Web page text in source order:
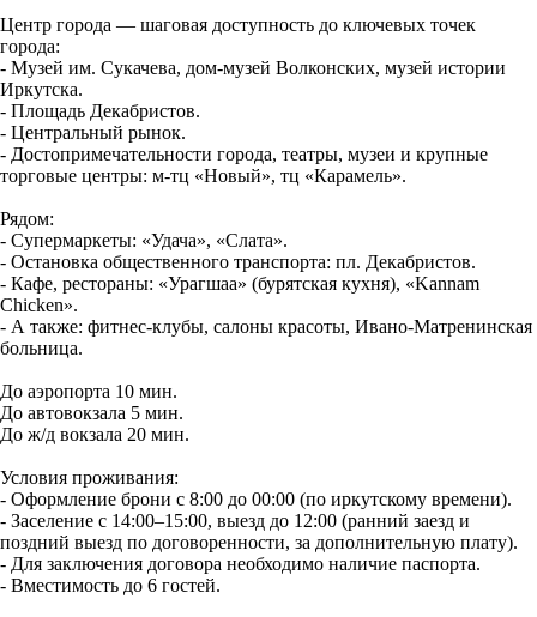
Центр города — шаговая доступность до ключевых точек
города:
- Музей им. Сукачева, дом-музей Волконских, музей истории
Иркутска.
- Площадь Декабристов.
- Центральный рынок.
- Достопримечательности города, театры, музеи и крупные
торговые центры: м-тц «Новый», тц «Карамель».
Рядом:
- Супермаркеты: «Удача», «Слата».
- Остановка общественного транспорта: пл. Декабристов.
- Кафе, рестораны: «Урагшаа» (бурятская кухня), «Kannam
Chicken».
- А также: фитнес-клубы, салоны красоты, Ивано-Матренинская
больница.
До аэропорта 10 мин.
До автовокзала 5 мин.
До ж/д вокзала 20 мин.
Условия проживания:
- Оформление брони с 8:00 до 00:00 (по иркутскому времени).
- Заселение с 14:00–15:00, выезд до 12:00 (ранний заезд и
поздний выезд по договоренности, за дополнительную плату).
- Для заключения договора необходимо наличие паспорта.
- Вместимость до 6 гостей.